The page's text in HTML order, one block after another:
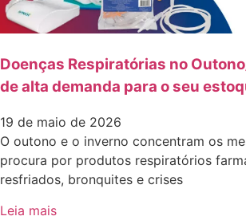
Doenças Respiratórias no
de alta demanda para o seu
19 de maio de 2026
O outono e o inverno concentram os
procura por produtos respiratórios
resfriados, bronquites e crises
Leia mais